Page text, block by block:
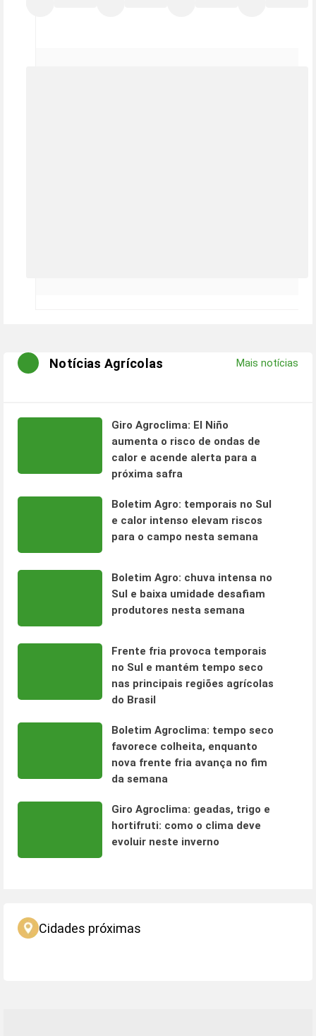
Notícias Agrícolas Mais notícias
Giro Agroclima: El Niño
aumenta o risco de ondas de
calor e acende alerta para a
próxima safra
Boletim Agro: temporais no Sul
e calor intenso elevam riscos
para o campo nesta semana
Boletim Agro: chuva intensa no
Sul e baixa umidade desafiam
produtores nesta semana
Frente fria provoca temporais
no Sul e mantém tempo seco
nas principais regiões agrícolas
do Brasil
Boletim Agroclima: tempo seco
favorece colheita, enquanto
nova frente fria avança no fim
da semana
Giro Agroclima: geadas, trigo e
hortifruti: como o clima deve
evoluir neste inverno
Cidades próximas